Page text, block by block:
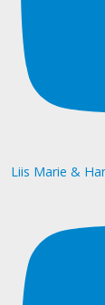
Liis Marie &